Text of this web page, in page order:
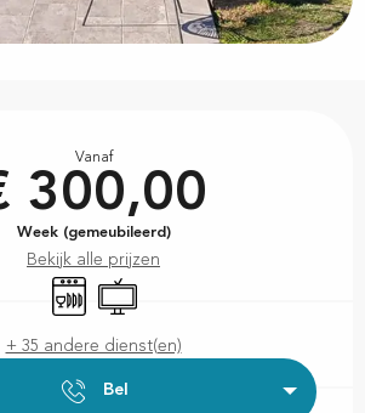
Vanaf
300,00
Week (gemeubileerd)
Bekijk alle prijzen
Vaatwassers
Televisie
+ 35 andere dienst(en)
Bel